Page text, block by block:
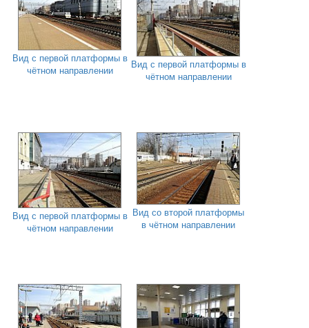
Вид с первой платформы в
чётном направлении
Вид с первой платформы в
чётном направлении
Вид с первой платформы в
чётном направлении
Вид со второй платформы
в чётном направлении